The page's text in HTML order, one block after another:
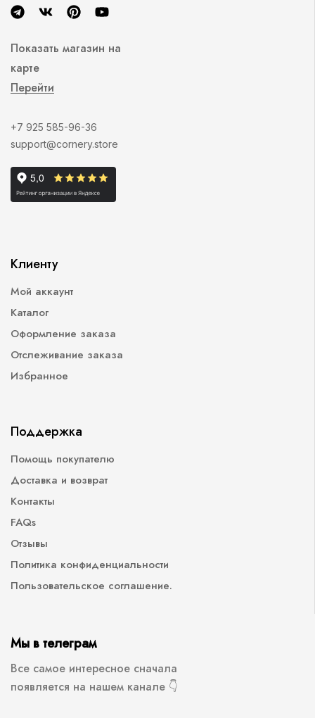
Показать магазин на
карте
Перейти
+7 925 585-96-36
support@cornery.store
Клиенту
Мой аккаунт
Каталог
Оформление заказа
Отслеживание заказа
Избранное
Поддержка
Помощь покупателю
Доставка и возврат
Контакты
FAQs
Отзывы
Политика конфиденциальности
Пользовательское соглашение.
Мы в телеграм
Все самое интересное сначала
появляется на нашем канале 👇